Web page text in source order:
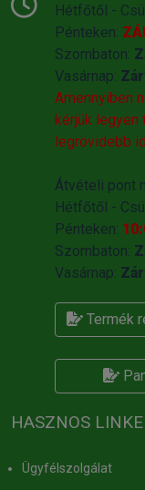
Hétfőtől -
Pénteken:
Szombaton:
Vasárnap:
Amennyiben
kérjük legyen
legrövidebb
Átvételi pont
Hétfőtől -
Pénteken:
Szombaton:
Vasárnap:
Termék
HASZNOS
Ügyfélszolgálat